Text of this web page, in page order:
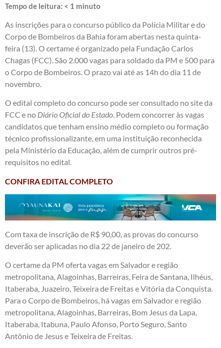
Tempo de leitura: < 1 minuto
As inscrições para o concurso público da Polícia Militar e do
Corpo de Bombeiros da Bahia foram abertas nesta quinta-
feira (13). O certame é organizado pela Fundação Carlos
Chagas (FCC). São 2.000 vagas para soldado da PM e 500 para
o Corpo de Bombeiros. O prazo vai até as 14h do dia 11 de
novembro.
O edital completo do concurso pode ser consultado no site da
FCC e no Diário Oficial do Estado. Podem concorrer às vagas
candidatos que tenham ensino médio completo ou formação
técnico profissionalizante, em uma instituição reconhecida
pela Ministério da Educação, além de cumprir outros pré-
requisitos no edital.
CONFIRA EDITAL COMPLETO
Com taxa de inscrição de R$ 90,00, as provas do concurso
deverão ser aplicadas no dia 22 de janeiro de 202.
O certame da PM oferta vagas em Salvador e região
metropolitana, Alagoinhas, Barreiras, Feira de Santana, Ilhéus,
Itaberaba, Juazeiro, Teixeira de Freitas e Vitória da Conquista.
Para o Corpo de Bombeiros, há vagas em Salvador e região
metropolitana, Alagoinhas, Barreiras, Bom Jesus da Lapa,
Itaberaba, Itabuna, Paulo Afonso, Porto Seguro, Santo
Antônio de Jesus e Teixeira de Freitas.